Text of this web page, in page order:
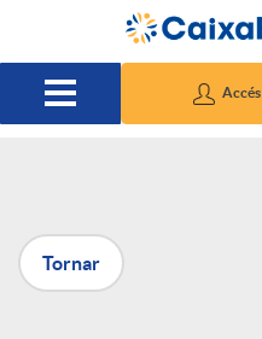
Salta al contingut principal
Accés
P
u
Tornar